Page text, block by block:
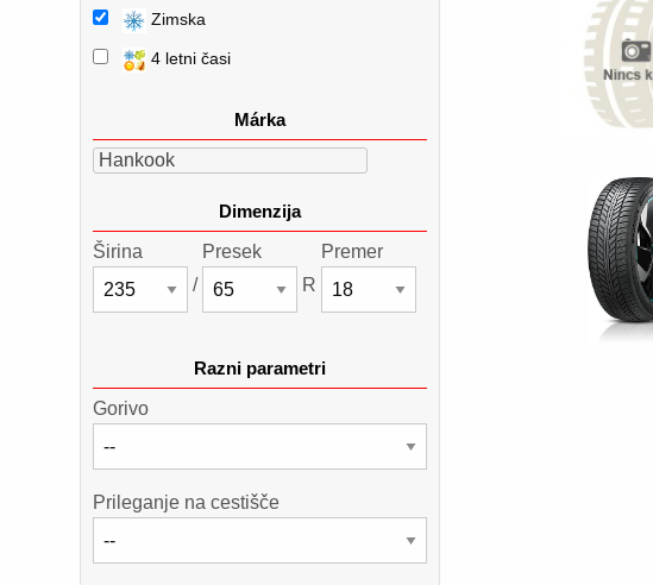
Zimska
4 letni časi
Márka
Hankook
Dimenzija
Širina
/
Presek
R
Premer
Razni parametri
Gorivo
Prileganje na cestišče